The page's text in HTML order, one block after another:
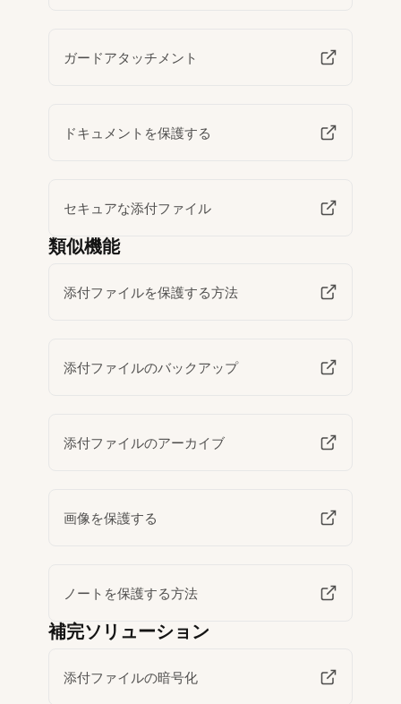
ガードアタッチメント
ドキュメントを保護する
セキュアな添付ファイル
類似機能
添付ファイルを保護する方法
添付ファイルのバックアップ
添付ファイルのアーカイブ
画像を保護する
ノートを保護する方法
補完ソリューション
添付ファイルの暗号化